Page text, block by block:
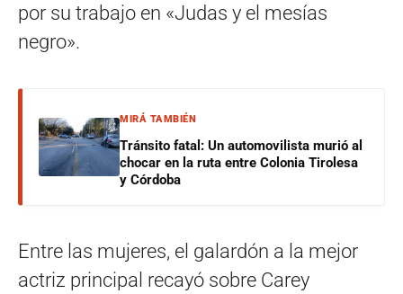
por su trabajo en «Judas y el mesías
negro».
MIRÁ TAMBIÉN
Tránsito fatal: Un automovilista murió al
chocar en la ruta entre Colonia Tirolesa
y Córdoba
Entre las mujeres, el galardón a la mejor
actriz principal recayó sobre Carey